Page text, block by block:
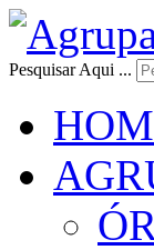
Pesquisar Aqui ...